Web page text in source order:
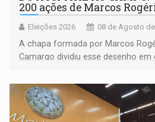
200 ações de Marcos
Eleições 2026 08 de Agosto
A chapa formada por Marcos
Camargo dividiu esse desenho em